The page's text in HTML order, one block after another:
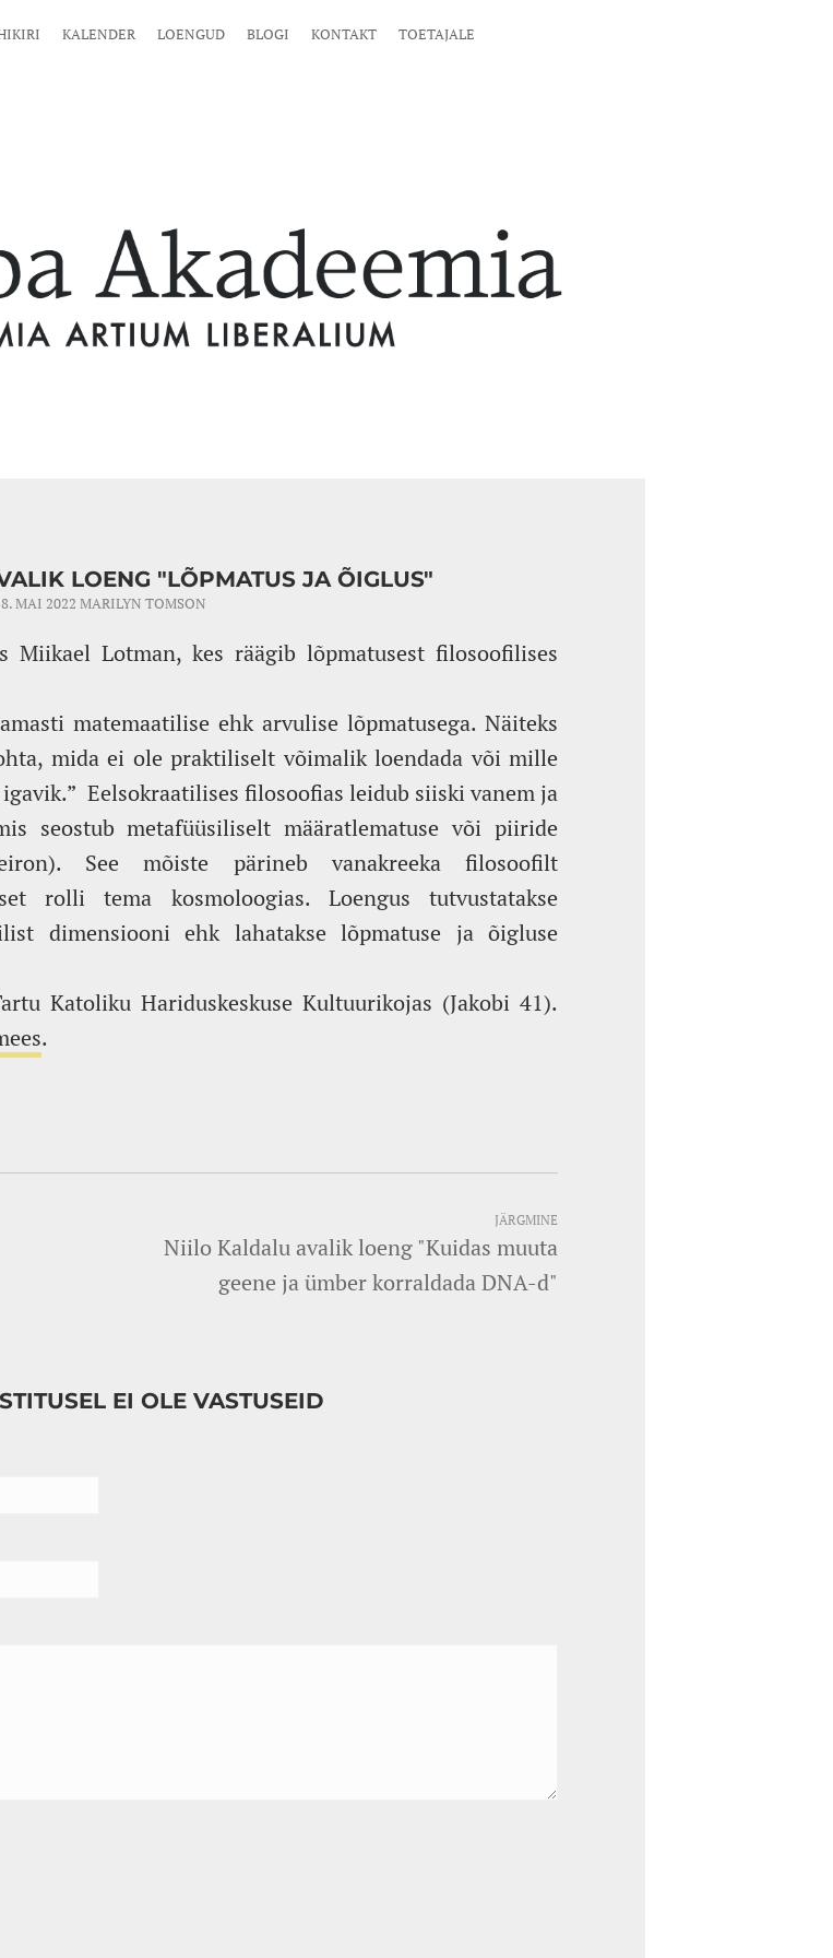
KALENDER LOENGUD BLOGI KONTAKT TOETAJALE
LOENG "LÕPMATUS JA ÕIGLUS"
MAI 2022 MARILYN TOMSON
Miikael Lotman, kes räägib lõpmatusest filosoofilises
matemaatilise ehk arvulise lõpmatusega. Näiteks
mida ei ole praktiliselt võimalik loendada või mille
Eelsokraatilises filosoofias leidub siiski vanem ja
seostub metafüüsiliselt määratlematuse või piiride
See mõiste pärineb vanakreeka filosoofilt
rolli tema kosmoloogias. Loengus tutvustatakse
dimensiooni ehk lahatakse lõpmatuse ja õigluse
Katoliku Hariduskeskuse Kultuurikojas (Jakobi 41).
.
JÄRGMINE
Niilo Kaldalu avalik loeng "Kuidas muuta
geene ja ümber korraldada DNA-d"
EI OLE VASTUSEID